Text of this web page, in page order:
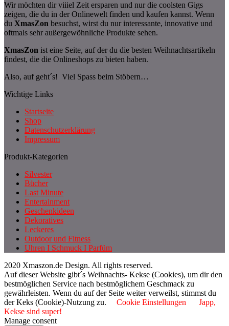
Wir möchten dir viiiel Zeit ersparen und nur die coolsten Gigs
zeigen, die du in der Onlinewelt finden und kaufen kannst. Wenn
du XmasZon besuchst, wirst du nur interessante, innovative und
oftmals sehr außergewöhnliche Produkte sehen.
XmasZon ist eine Seite, auf der du die besten Weihnachtsartikeln
findest, die die Onlineshops zu bieten haben.
Also, auf geht´s! Viel Spass beim Stöbern…
Wichtige Links
Startseite
Shop
Datenschutzerklärung
Impressum
Produkt-Kategorien
Silvester
Bücher
Last Minute
Entertainment
Geschenkideen
Dekoratives
Leckeres
Outdoor und Fitness
Uhren I Schmuck I Parfüm
2020 Xmaszon.de Design. All rights reserved.
Auf dieser Website gibt´s Weihnachts- Kekse (Cookies), um dir den
bestmöglichen Service nach bestmöglichem Geschmack zu
gewährleisten. Wenn du auf der Seite weiter verweilst, stimmst du
der Keks (Cookie)-Nutzung zu.
Cookie Einstellungen
Japp,
Kekse sind super!
Manage consent